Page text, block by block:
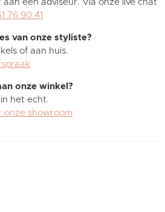
aan een adviseur. Via onze live chat
76 90 41
van onze styliste?
of aan huis.
onze winkel?
het echt.
onze showroom